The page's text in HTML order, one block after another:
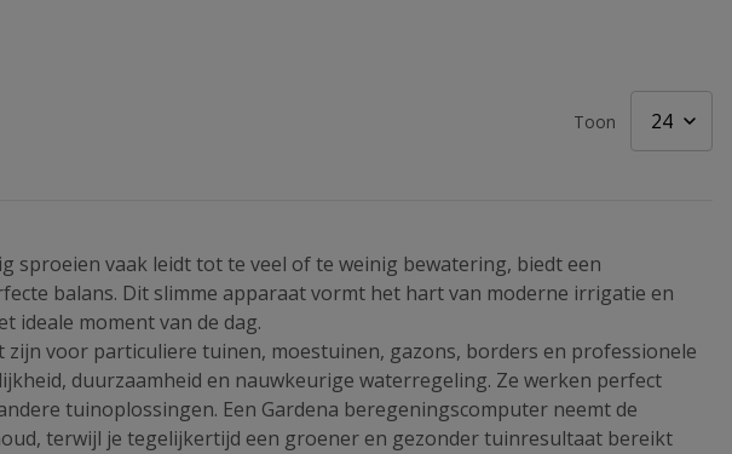
Toon
sproeien vaak leidt tot te veel of te weinig bewatering, biedt een
balans. Dit slimme apparaat vormt het hart van moderne irrigatie en
ideale moment van de dag.
voor particuliere tuinen, moestuinen, gazons, borders en professionele
duurzaamheid en nauwkeurige waterregeling. Ze werken perfect
tuinoplossingen. Een Gardena beregeningscomputer neemt de
terwijl je tegelijkertijd een groener en gezonder tuinresultaat bereikt